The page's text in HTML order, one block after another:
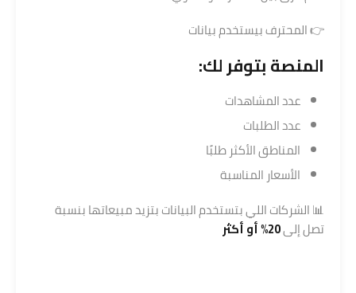
👉 المحترف بيستخدم بيانات
المنصة بتوفر لك:
عدد المشاهدات
عدد الطلبات
المناطق الأكثر طلبًا
الأسعار المناسبة
📊 الشركات اللي بتستخدم البيانات بتزيد مبيعاتها بنسبة
تصل إلى20% أو أكثر